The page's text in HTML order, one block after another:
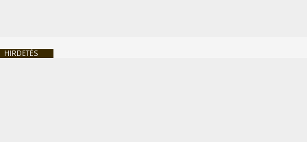
HIRDETÉS